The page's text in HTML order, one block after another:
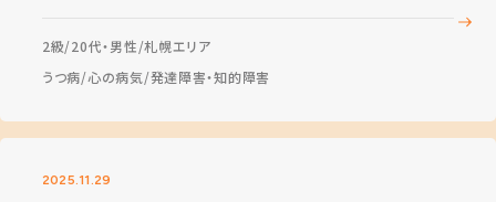
2級 20代・男性 札幌エリア
うつ病 心の病気 発達障害・知的障害
2025.11.29